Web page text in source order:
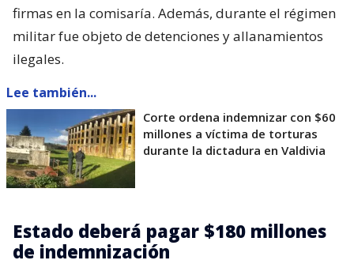
firmas en la comisaría. Además, durante el régimen
militar fue objeto de detenciones y allanamientos
ilegales.
Lee también...
Corte ordena indemnizar con $60
millones a víctima de torturas
durante la dictadura en Valdivia
Estado deberá pagar $180 millones
de indemnización